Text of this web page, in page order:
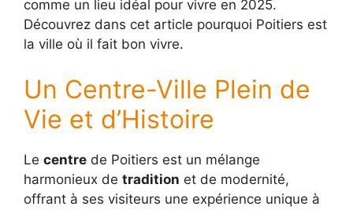
comme un lieu idéal pour vivre en 2025.
Découvrez dans cet article pourquoi Poitiers est
la ville où il fait bon vivre.
Un Centre-Ville Plein de
Vie et d’Histoire
Le centre de Poitiers est un mélange
harmonieux de tradition et de modernité,
offrant à ses visiteurs une expérience unique à